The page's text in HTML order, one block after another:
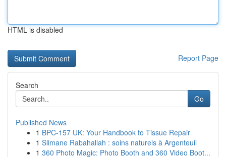
HTML is disabled
Report Page
Search
Go
Published News
1 BPC-157 UK: Your Handbook to Tissue Repair
1 Slimane Rabahallah : soins naturels à Argenteuil
1 360 Photo Magic: Photo Booth and 360 Video Boot...